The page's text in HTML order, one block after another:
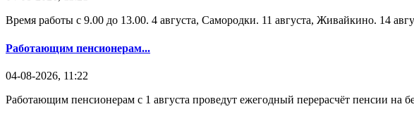
Время работы с 9.00 до 13.00. 4 августа, Самородки. 11 августа, Живайкино. 14
Работающим пенсионерам...
04-08-2026, 11:22
Работающим пенсионерам с 1 августа проведут ежегодный перерасчёт пенсии на